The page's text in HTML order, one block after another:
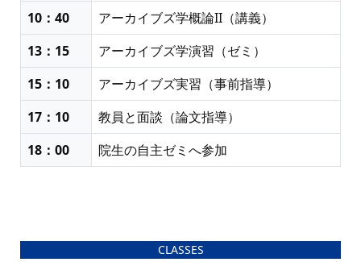
10：40
アーカイブズ学概論II（講義）
13：15
アーカイブズ学演習（ゼミ）
15：10
アーカイブズ実習（事前指導）
17：10
教員と面談（論文指導）
18：00
院生の自主ゼミへ参加
CLASSES